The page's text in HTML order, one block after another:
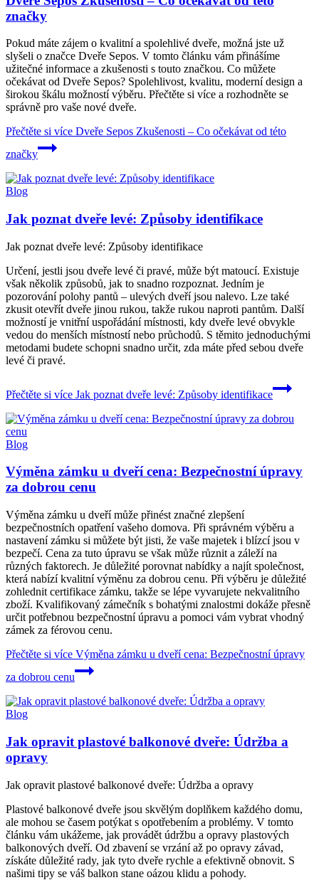
značky
Pokud máte zájem o kvalitní a spolehlivé dveře, možná jste už
slyšeli o značce Dveře Sepos. V tomto článku vám přinášíme
užitečné informace a zkušenosti s touto značkou. Co můžete
očekávat od Dveře Sepos? Spolehlivost, kvalitu, moderní design a
širokou škálu možností výběru. Přečtěte si více a rozhodněte se
správně pro vaše nové dveře.
Přečtěte si více Dveře Sepos Zkušenosti – Co očekávat od této
značky
Blog
Jak poznat dveře levé: Způsoby identifikace
Jak poznat dveře levé: Způsoby identifikace
Určení, jestli jsou dveře levé či pravé, může být matoucí. Existuje
však několik způsobů, jak to snadno rozpoznat. Jedním je
pozorování polohy pantů – ulevých dveří jsou nalevo. Lze také
zkusit otevřít dveře jinou rukou, takže rukou naproti pantům. Další
možností je vnitřní uspořádání místnosti, kdy dveře levé obvykle
vedou do menších místností nebo průchodů. S těmito jednoduchými
metodami budete schopni snadno určit, zda máte před sebou dveře
levé či pravé.
Přečtěte si více Jak poznat dveře levé: Způsoby identifikace
Blog
Výměna zámku u dveří cena: Bezpečnostní úpravy
za dobrou cenu
Výměna zámku u dveří může přinést značné zlepšení
bezpečnostních opatření vašeho domova. Při správném výběru a
nastavení zámku si můžete být jisti, že vaše majetek i blízcí jsou v
bezpečí. Cena za tuto úpravu se však může různit a záleží na
různých faktorech. Je důležité porovnat nabídky a najít společnost,
která nabízí kvalitní výměnu za dobrou cenu. Při výběru je důležité
zohlednit certifikace zámku, takže se lépe vyvarujete nekvalitního
zboží. Kvalifikovaný zámečník s bohatými znalostmi dokáže přesně
určit potřebnou bezpečnostní úpravu a pomoci vám vybrat vhodný
zámek za férovou cenu.
Přečtěte si více Výměna zámku u dveří cena: Bezpečnostní úpravy
za dobrou cenu
Blog
Jak opravit plastové balkonové dveře: Údržba a
opravy
Jak opravit plastové balkonové dveře: Údržba a opravy
Plastové balkonové dveře jsou skvělým doplňkem každého domu,
ale mohou se časem potýkat s opotřebením a problémy. V tomto
článku vám ukážeme, jak provádět údržbu a opravy plastových
balkonových dveří. Od zbavení se vrzání až po opravy závad,
získáte důležité rady, jak tyto dveře rychle a efektivně obnovit. S
našimi tipy se váš balkon stane oázou klidu a pohody.